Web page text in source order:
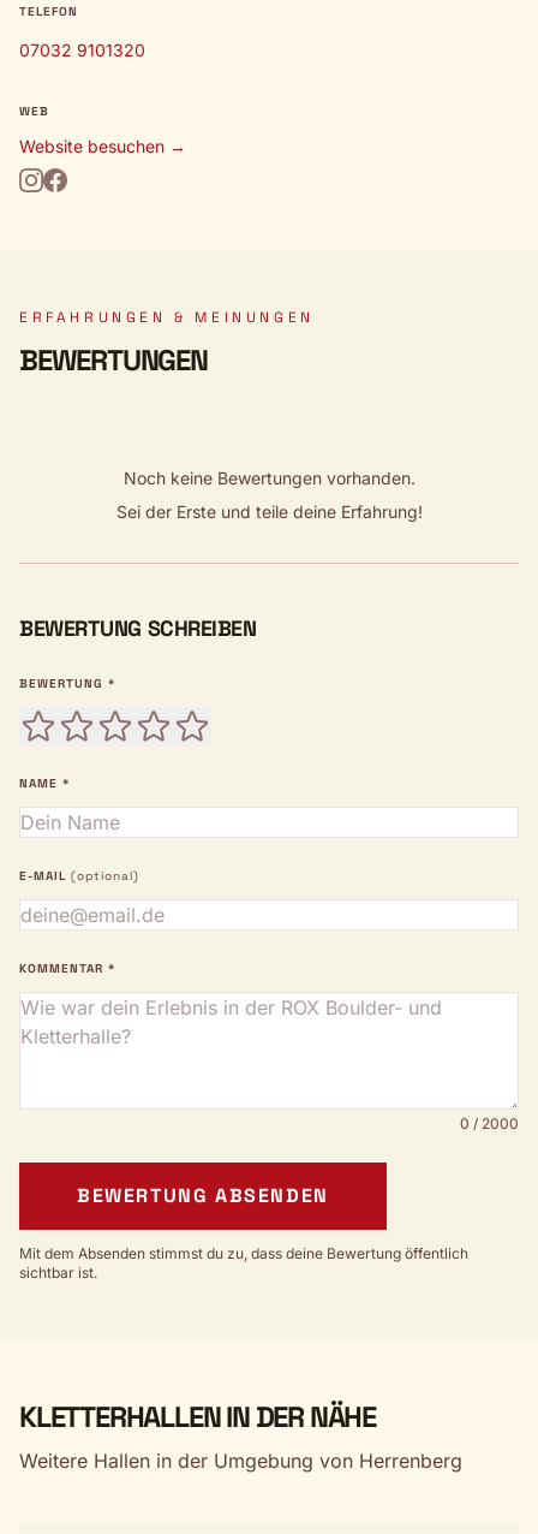
TELEFON
07032 9101320
WEB
Website besuchen →
ERFAHRUNGEN & MEINUNGEN
BEWERTUNGEN
Noch keine Bewertungen vorhanden.
Sei der Erste und teile deine Erfahrung!
BEWERTUNG SCHREIBEN
BEWERTUNG *
NAME *
E-MAIL (optional)
KOMMENTAR *
0 / 2000
BEWERTUNG ABSENDEN
Mit dem Absenden stimmst du zu, dass deine Bewertung öffentlich
sichtbar ist.
KLETTERHALLEN IN DER NÄHE
Weitere Hallen in der Umgebung von Herrenberg